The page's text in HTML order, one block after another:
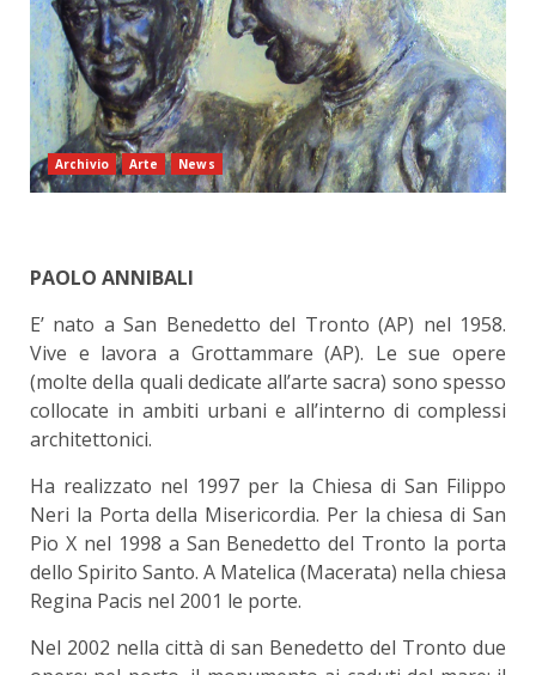
Archivio Arte News
PAOLO ANNIBALI
E’ nato a San Benedetto del Tronto (AP) nel 1958.
Vive e lavora a Grottammare (AP). Le sue opere
(molte della quali dedicate all’arte sacra) sono spesso
collocate in ambiti urbani e all’interno di complessi
architettonici.
Ha realizzato nel 1997 per la Chiesa di San Filippo
Neri la Porta della Misericordia. Per la chiesa di San
Pio X nel 1998 a San Benedetto del Tronto la porta
dello Spirito Santo. A Matelica (Macerata) nella chiesa
Regina Pacis nel 2001 le porte.
Nel 2002 nella città di san Benedetto del Tronto due